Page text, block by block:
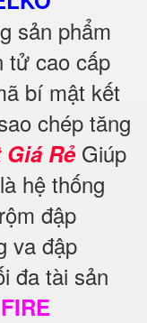
sản phẩm
tử cao cấp
bí mật kết
chép tăng
Giá RẻGiúp
hệ thống
đập
va đập
đa tài sản